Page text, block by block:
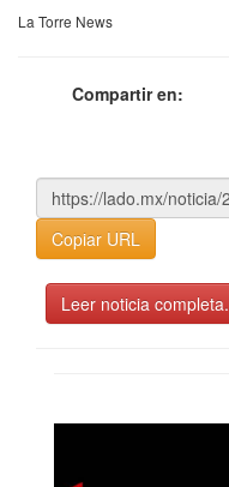
La Torre News
Compartir en:
Copiar URL
Leer noticia completa.